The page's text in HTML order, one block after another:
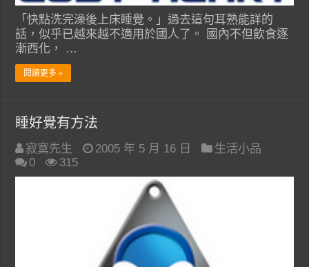
「快點洗完澡後上床睡覺。」過去這句耳熟能詳的
話，似乎已越來越不適用於國人了。 國內不但飲食逐
漸西化， …
閱讀更多 »
睡好覺有方法
寂寞先生 2005 年 5 月 16 日
生活小品
0
315